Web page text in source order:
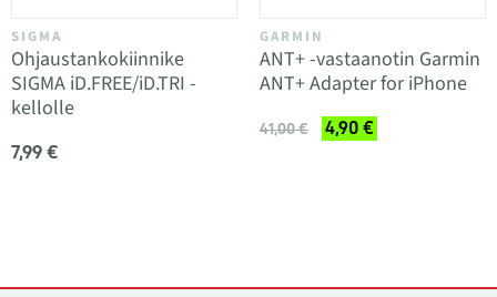
SIGMA
Ohjaustankokiinnike
SIGMA iD.FREE/iD.TRI -
kellolle
7,99 €
GARMIN
ANT+ -vastaanotin Garmin
ANT+ Adapter for iPhone
41,00 € 4,90 €